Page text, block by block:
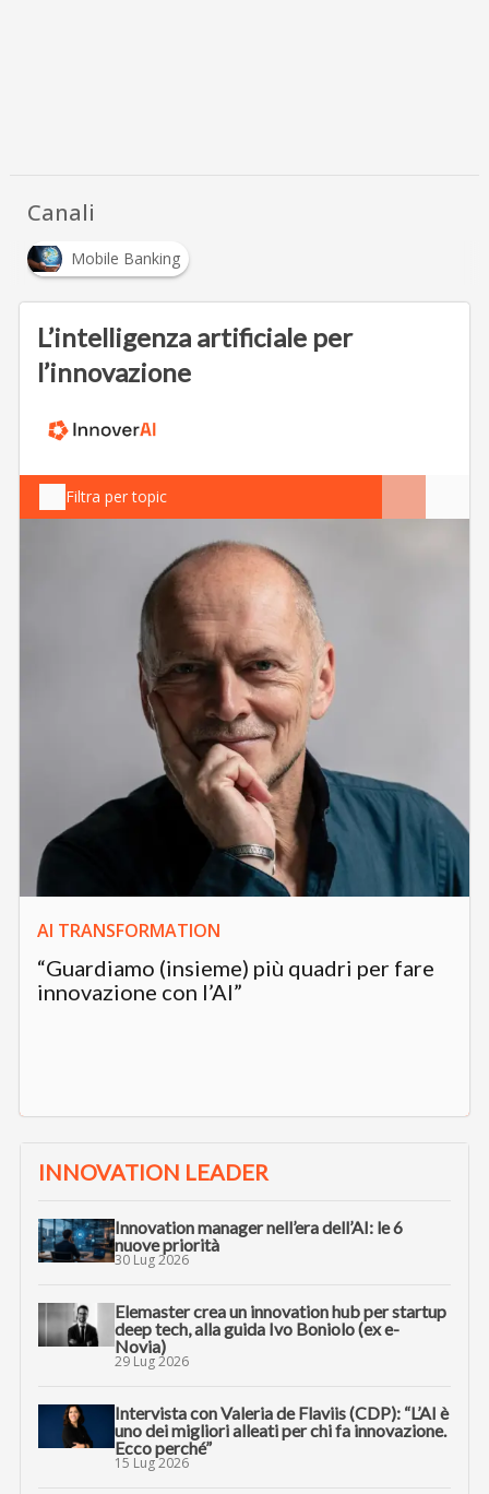
Canali
Mobile Banking
L’intelligenza artificiale per
l’innovazione
Filtra per topic
AI TRANSFORMATION
“Guardiamo (insieme) più quadri per fare
innovazione con l’AI”
INNOVATION LEADER
Innovation manager nell’era dell’AI: le 6
nuove priorità
30 Lug 2026
Elemaster crea un innovation hub per startup
deep tech, alla guida Ivo Boniolo (ex e-
Novia)
29 Lug 2026
Intervista con Valeria de Flaviis (CDP): “L’AI è
uno dei migliori alleati per chi fa innovazione.
Ecco perché”
15 Lug 2026